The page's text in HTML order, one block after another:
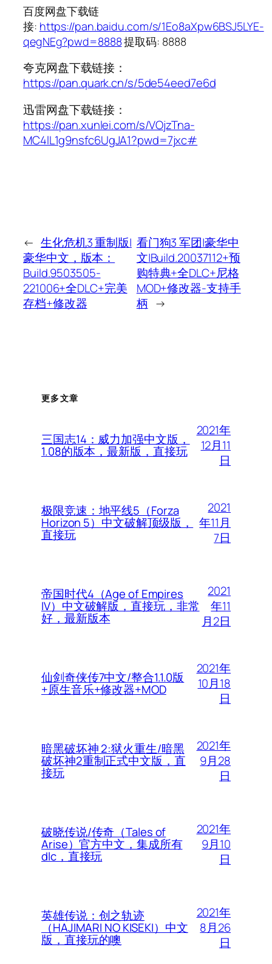
百度网盘下载链
接: https://pan.baidu.com/s/1Eo8aXpw6BSJ5LYE-
qegNEg?pwd=8888提取码: 8888
夸克网盘下载链接：
https://pan.quark.cn/s/5de54eed7e6d
迅雷网盘下载链接：
https://pan.xunlei.com/s/VOjzTna-
MC4lL1g9nsfc6UgJA1?pwd=7jxc#
← 生化危机3 重制版|
豪华中文，版本：
Build.9503505-
221006+全DLC+完美
存档+修改器
看门狗3 军团|豪华中
文|Build.20037112+预
购特典+全DLC+尼格
MOD+修改器-支持手
柄 →
更多文章
三国志14：威力加强中文版，
1.08的版本，最新版，直接玩
2021年
12月11
日
极限竞速：地平线5（Forza
Horizon 5）中文破解顶级版，
直接玩
2021
年11月
7日
帝国时代4（Age of Empires
IV）中文破解版，直接玩，非常
好，最新版本
2021
年11
月2日
仙剑奇侠传7中文/整合1.1.0版
+原生音乐+修改器+MOD
2021年
10月18
日
暗黑破坏神 2:狱火重生/暗黑
破坏神2重制正式中文版，直
接玩
2021年
9月28
日
破晓传说/传奇（Tales of
Arise）官方中文，集成所有
dlc，直接玩
2021年
9月10
日
英雄传说：创之轨迹
（HAJIMARI NO KISEKI）中文
版，直接玩的噢
2021年
8月26
日